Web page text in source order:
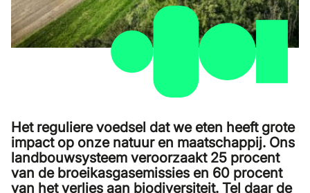
Het reguliere voedsel dat we eten heeft grote
impact op onze natuur en maatschappij. Ons
landbouwsysteem veroorzaakt 25 procent
van de broeikasgasemissies en 60 procent
van het verlies aan biodiversiteit. Tel daar de